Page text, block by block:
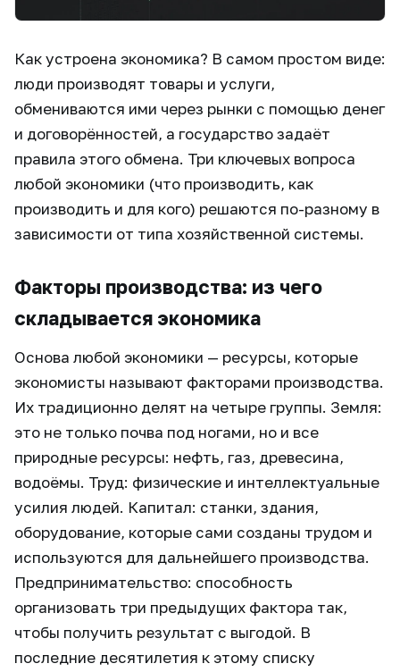
Как устроена экономика? В самом простом виде:
люди производят товары и услуги,
обмениваются ими через рынки с помощью денег
и договорённостей, а государство задаёт
правила этого обмена. Три ключевых вопроса
любой экономики (что производить, как
производить и для кого) решаются по-разному в
зависимости от типа хозяйственной системы.
Факторы производства: из чего
складывается экономика
Основа любой экономики — ресурсы, которые
экономисты называют факторами производства.
Их традиционно делят на четыре группы. Земля:
это не только почва под ногами, но и все
природные ресурсы: нефть, газ, древесина,
водоёмы. Труд: физические и интеллектуальные
усилия людей. Капитал: станки, здания,
оборудование, которые сами созданы трудом и
используются для дальнейшего производства.
Предпринимательство: способность
организовать три предыдущих фактора так,
чтобы получить результат с выгодой. В
последние десятилетия к этому списку